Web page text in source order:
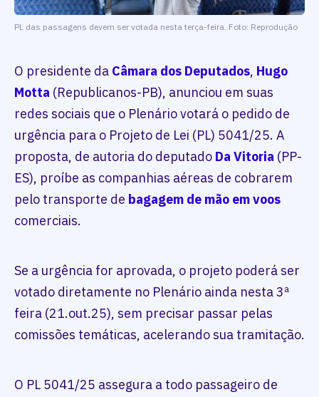
PL das passagens devem ser votada nesta terça-feira. Foto: Reprodução
O presidente da Câmara dos Deputados, Hugo
Motta (Republicanos-PB), anunciou em suas
redes sociais que o Plenário votará o pedido de
urgência para o Projeto de Lei (PL) 5041/25. A
proposta, de autoria do deputado Da Vitoria (PP-
ES), proíbe as companhias aéreas de cobrarem
pelo transporte de bagagem de mão em voos
comerciais.
Se a urgência for aprovada, o projeto poderá ser
votado diretamente no Plenário ainda nesta 3ª
feira (21.out.25), sem precisar passar pelas
comissões temáticas, acelerando sua tramitação.
O PL 5041/25 assegura a todo passageiro de